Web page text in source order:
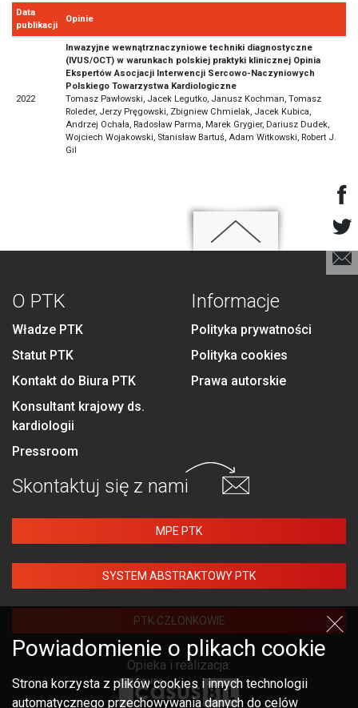
Data
publikacji
Opinie
2022
Inwazyjne wewnątrznaczyniowe techniki diagnostyczne
(IVUS/OCT) w warunkach polskiej praktyki klinicznej Opinia
Ekspertów Asocjacji Interwencji Sercowo-Naczyniowych
Polskiego Towarzystwa Kardiologiczne
Tomasz Pawłowski, Jacek Legutko, Janusz Kochman, Tomasz
Roleder, Jerzy Pręgowski, Zbigniew Chmielak, Jacek Kubica,
Andrzej Ochała, Radosław Parma, Marek Grygier, Dariusz Dudek,
Wojciech Wojakowski, Stanisław Bartuś, Adam Witkowski, Robert J.
Gil
O PTK
Władze PTK
Statut PTK
Kontakt do Biura PTK
Konsultant krajowy ds.
kardiologii
Pressroom
Informacje
Polityka prywatności
Polityka cookies
Prawa autorskie
Skontaktuj się z nami
MPE PTK
SYSTEM ABSTRAKTOWY PTK
PTK CZŁONKOWIE
Opieka i realizacja:
Powiadomienie o plikach cookie
Strona korzysta z plików cookies i innych technologii
automatycznego przechowywania danych do celów